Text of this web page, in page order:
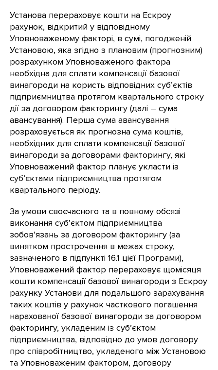
Установа перераховує кошти на Ескроу
рахунок, відкритий у відповідному
Уповноваженому факторі, в сумі, погодженій
Установою, яка згідно з плановим (прогнозним)
розрахунком Уповноваженого фактора
необхідна для сплати компенсації базової
винагороди на користь відповідних суб’єктів
підприємництва протягом квартального строку
дії за договором факторингу (далі – сума
авансування). Перша сума авансування
розраховується як прогнозна сума коштів,
необхідних для сплати компенсації базової
винагороди за договорами факторингу, які
Уповноважений фактор планує укласти із
суб’єктами підприємництва протягом
квартального періоду.
За умови своєчасного та в повному обсязі
виконання суб’єктом підприємництва
зобов’язань за договором факторингу (за
винятком прострочення в межах строку,
зазначеного в підпункті 16.1 цієї Програми),
Уповноважений фактор перераховує щомісяця
кошти компенсації базової винагороди з Ескроу
рахунку Установи для подальшого зарахування
таких коштів у рахунок часткового погашення
нарахованої базової винагороди за договором
факторингу, укладеним із суб’єктом
підприємництва, відповідно до умов договору
про співробітництво, укладеного між Установою
та Уповноваженим фактором, договору